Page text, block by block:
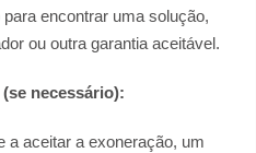
encontrar uma solução,
ou outra garantia aceitável.
necessário):
a aceitar a exoneração, um